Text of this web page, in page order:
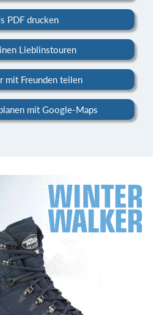
PDF drucken
Lieblinstouren
mit Freunden teilen
mit Google-Maps